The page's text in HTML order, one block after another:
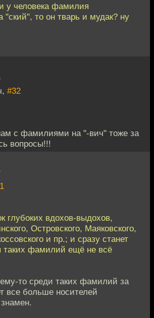
у человека фамилия
"ский", то он тварь и мудак? ну
#32
с фамилиями на "-вич" тоже за
вопросы!!!
глубоких вдохов-выдохов,
Островского, Маяковского,
и пр.; и сразу станет
таких фамилий ещё не всё
то среди таких фамилий за
все больше носителей